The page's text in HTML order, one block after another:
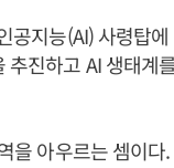
공지능(AI) 사령탑
추진하고 AI 생태계
을 아우르는 셈이다.